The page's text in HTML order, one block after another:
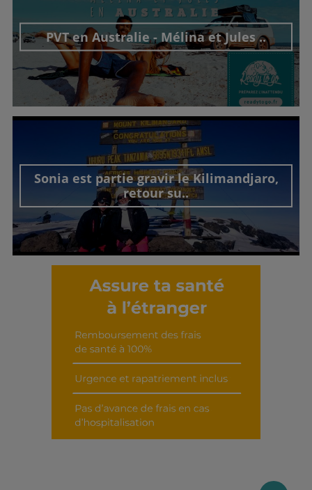
PVT en Australie - Mélina et Jules ..
Découvrir cet interview
Sonia est partie gravir le Kilimandjaro,
retour su..
Découvrir cet interview